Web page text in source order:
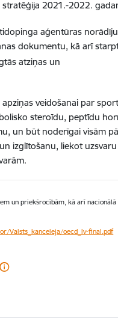
2021.-2022.
aģentūras
dokumentu, kā arī
atziņas un
veidošanai par
steroīdu, peptīdu
un būt noderīgai visām
izglītošanu, liekot
un priekšrocībām, kā arī nacionālā
Valsts_kanceleja/oecd_lv-final.pdf